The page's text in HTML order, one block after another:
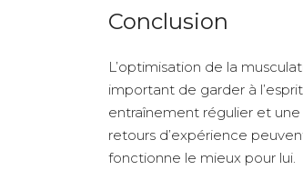
Conclusion
L’optimisation de la
important de garder à
entraînement régulier et
retours d’expérience
fonctionne le mieux pour lui.